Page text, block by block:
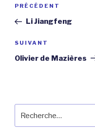
l’article
Article
précédent
PRÉCÉDENT
Li Jiangfeng
Article
suivant
SUIVANT
Olivier de Mazières
pour